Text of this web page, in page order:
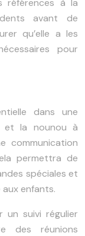
références à la
avant de
qu’elle a les
pour
dans une
et la nounou à
communication
permettra de
spéciales et
enfants.
un suivi régulier
des réunions